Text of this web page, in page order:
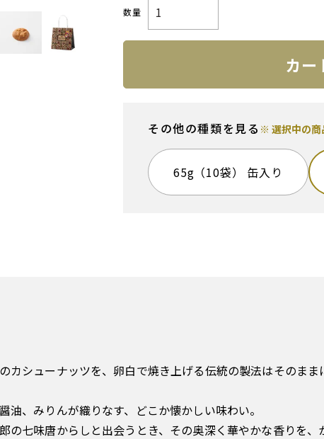
カー
その他の種類を見る ※ 選択中の
65g（10袋） 缶入り
カシューナッツを、卵白で焼き上げる伝統の製法はそのま
、みりんが織りなす、どこか懐かしい味わい。
の七味唐からしと出会うとき、その奥深く華やかな香りを